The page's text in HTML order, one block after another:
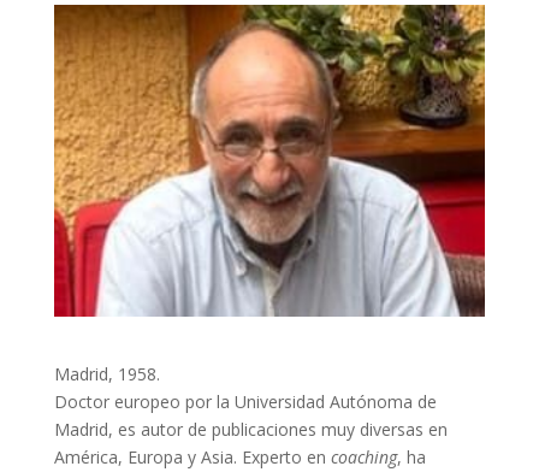
Madrid, 1958.
Doctor europeo por la Universidad Autónoma de
Madrid, es autor de publicaciones muy diversas en
América, Europa y Asia. Experto en coaching, ha